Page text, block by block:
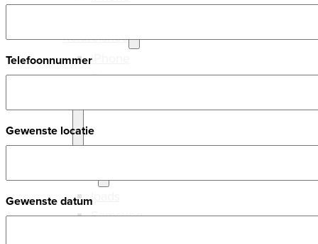
Refurbished
iPhone
Samsung
Tablets
Ipads
Samsung
Telefoonnummer
Gewenste locatie
Gewenste datum